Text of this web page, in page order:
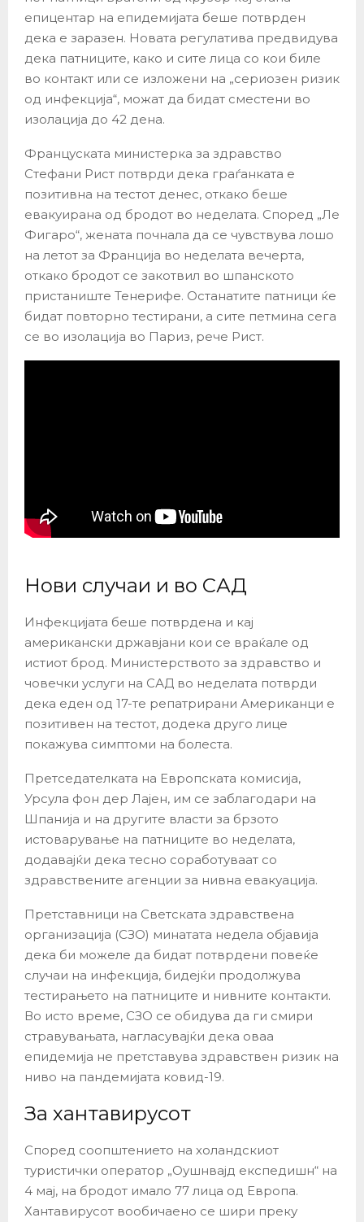
епицентар на епидемијата беше потврден
дека е заразен. Новата регулатива предвидува
дека патниците, како и сите лица со кои биле
во контакт или се изложени на „сериозен ризик
од инфекција“, можат да бидат сместени во
изолација до 42 дена.
Француската министерка за здравство
Стефани Рист потврди дека граѓанката е
позитивна на тестот денес, откако беше
евакуирана од бродот во неделата. Според „Ле
Фигаро“, жената почнала да се чувствува лошо
на летот за Франција во неделата вечерта,
откако бродот се закотвил во шпанското
пристаниште Тенерифе. Останатите патници ќе
бидат повторно тестирани, а сите петмина сега
се во изолација во Париз, рече Рист.
Нови случаи и во САД
Инфекцијата беше потврдена и кај
американски државјани кои се враќале од
истиот брод. Министерството за здравство и
човечки услуги на САД во неделата потврди
дека еден од 17-те репатрирани Американци е
позитивен на тестот, додека друго лице
покажува симптоми на болеста.
Претседателката на Европската комисија,
Урсула фон дер Лајен, им се заблагодари на
Шпанија и на другите власти за брзото
истоварување на патниците во неделата,
додавајќи дека тесно соработуваат со
здравствените агенции за нивна евакуација.
Претставници на Светската здравствена
организација (СЗО) минатата недела објавија
дека би можеле да бидат потврдени повеќе
случаи на инфекција, бидејќи продолжува
тестирањето на патниците и нивните контакти.
Во исто време, СЗО се обидува да ги смири
стравувањата, нагласувајќи дека оваа
епидемија не претставува здравствен ризик на
ниво на пандемијата ковид-19.
За хантавирусот
Според соопштението на холандскиот
туристички оператор „Оушнвајд експедишн“ на
4 мај, на бродот имало 77 лица од Европа.
Хантавирусот вообичаено се шири преку